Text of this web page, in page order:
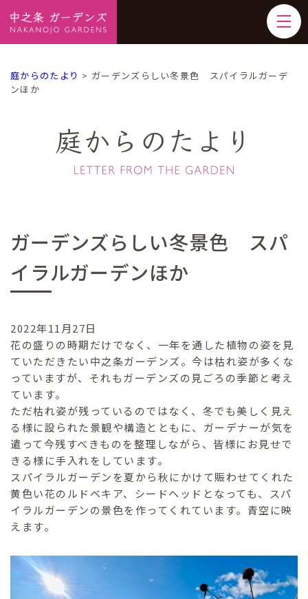
庭からのたより > ガーデンズらしい冬景色 スパイラルガーデ
ンほか
庭からのたより
ガーデンズらしい冬景色 スパ
イラルガーデンほか
2022年11月27日
花の盛りの時期だけでなく、一年を通した植物の姿を見
ていただきたい中之条ガーデンズ。今は枯れ姿が多くな
っていますが、それもガーデンズの見ごろの季節と考え
ています。
ただ枯れ姿が残っているのではなく、冬でも美しく見え
る様に設られた景観や構造とともに、ガーデナーが気を
遣って今残すべきものを整理しながら、皆様にお見せで
きる様に手入れをしています。
スパイラルガーデンを夏から秋にかけて賑わせてくれた
黄色い花のルドベキア、シードヘッドとなっても、スパ
イラルガーデンの景色を作ってくれています。青空に映
えます。